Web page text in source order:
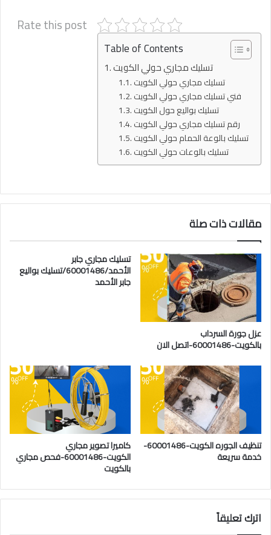
Rate this post
Table of Contents
تسليك مجاري حولي الكويت
تسليك مجاري حولي الكويت
فني تسليك مجاري حولي الكويت
تسليك بواليع حول الكويت
رقم تسليك مجاري حولي الكويت
تسليك بالوعة الحمام حولي الكويت
تسليك بالوعات حولي الكويت
مقالات ذات صلة
عزل جورة السرداب
بالكويت-60001486-اتصل الان
تسليك مجاري جابر
الأحمد/60001486/تسليك بواليع
جابر الأحمد
تنظيف الجوره الكويت-60001486-
خدمة سريعة
كاميرا تصوير مجاري
الكويت-60001486-فحص مجاري
بالكويت
اترك تعليقاً